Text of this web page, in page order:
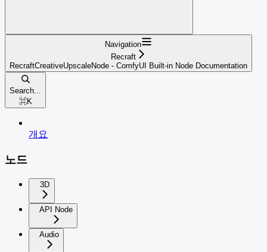
Navigation
Recraft
RecraftCreativeUpscaleNode - ComfyUI Built-in Node Documentation
Search...
⌘K
개요
노드
3D
API Node
Audio